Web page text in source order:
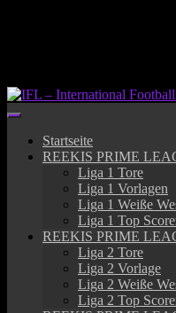
Startseite
REEKIS PRIME
Liga 1 Tore
Liga 1 Vorlagen
Liga 1 Weiße
Liga 1 Top
REEKIS PRIME
Liga 2 Tore
Liga 2 Vorlage
Liga 2 Weiße
Liga 2 Top